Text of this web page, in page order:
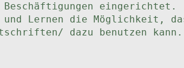
eingerichtet.
Lernen die Möglichkeit,
dazu benutzen kann.